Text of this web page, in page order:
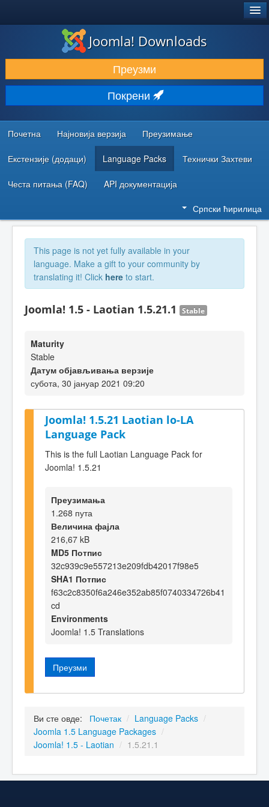
ПРЕУЗИМАЊЕ И ПРОШИРЕЊА (ЕКСТЕНЗИЈЕ)
ОТКРИЈТЕ И НАУЧИТЕ
ЗАЈЕДНИЦА И ПОДРШКА
РЕСУРСИ ЗА РАЗВОЈ
Joomla! Downloads
Преузми
Покрени
Почетна Најновија верзија Преузимање
Екстензије (додаци) Language Packs Технички Захтеви
Честа питања (FAQ) API документација
Српски ћирилица
This page is not yet fully available in your
language. Make a gift to your community by
translating it! Click here to start.
Joomla! 1.5 - Laotian 1.5.21.1 Stable
Maturity
Stable
Датум објављивања верзије
субота, 30 јануар 2021 09:20
Joomla! 1.5.21 Laotian lo-LA
Language Pack
This is the full Laotian Language Pack for
Joomla! 1.5.21
Преузимања
1.268 пута
Величина фајла
216,67 kB
MD5 Потпис
32c939c9e557213e209fdb42017f98e5
SHA1 Потпис
f63c2c8350f6a246e352ab85f0740334726b41
cd
Environments
Joomla! 1.5 Translations
Преузми
Ви сте овде: Почетак / Language Packs /
Joomla 1.5 Language Packages /
Joomla! 1.5 - Laotian / 1.5.21.1